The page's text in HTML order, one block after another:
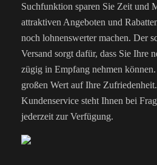
Suchfunktion sparen Sie Zeit und
attraktiven Angeboten und
noch lohnenswerter machen. Der
Versand sorgt dafür, dass Sie Ihre
zügig in Empfang nehmen
großen Wert auf Ihre
Kundenservice steht Ihnen bei
jederzeit zur Verfügung.